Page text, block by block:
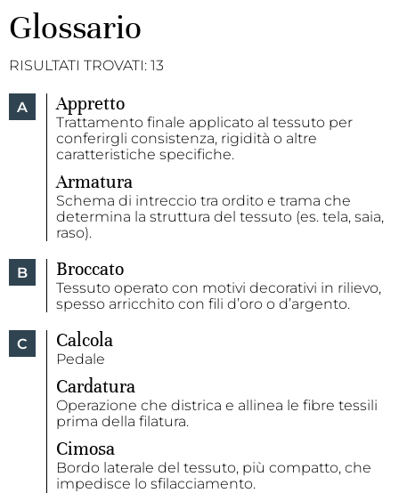
Glossario
RISULTATI TROVATI: 13
A Appretto
Trattamento finale applicato al tessuto per
conferirgli consistenza, rigidità o altre
caratteristiche specifiche.
Armatura
Schema di intreccio tra ordito e trama che
determina la struttura del tessuto (es. tela, saia,
raso).
B Broccato
Tessuto operato con motivi decorativi in rilievo,
spesso arricchito con fili d’oro o d’argento.
C Calcola
Pedale
Cardatura
Operazione che districa e allinea le fibre tessili
prima della filatura.
Cimosa
Bordo laterale del tessuto, più compatto, che
impedisce lo sfilacciamento.